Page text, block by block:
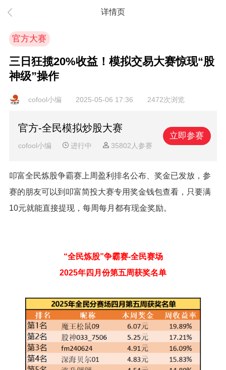
详情页
官方大赛
三日狂揽20%收益！模拟交易大赛惊现“股
神级”操作
cofool小编 2025-05-06 17:36 2472次浏览
官方-全民模拟炒股大赛
cofool小编 进行中 35802人参赛
立即参赛
叩富全民炼股争霸赛上周盈利排名公布、奖金已发放，参
赛的朋友可以到叩富简投大赛专用奖金钱包查看，只要满
10元就能直接提现，每周每月都有现金奖励。
“全民炼股”争霸赛-全民赛场
2025年四月份第五周获奖名单